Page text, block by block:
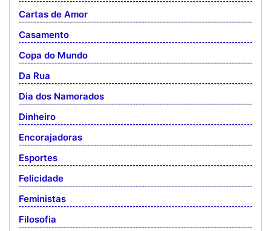
Cartas de Amor
Casamento
Copa do Mundo
Da Rua
Dia dos Namorados
Dinheiro
Encorajadoras
Esportes
Felicidade
Feministas
Filosofia